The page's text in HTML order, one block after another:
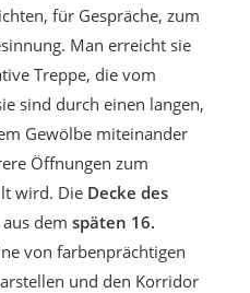
für Gespräche, zum
Man erreicht sie
Treppe, die vom
sind durch einen langen,
Gewölbe miteinander
Öffnungen zum
wird. Die Decke des
aus dem späten 16.
von farbenprächtigen
und den Korridor